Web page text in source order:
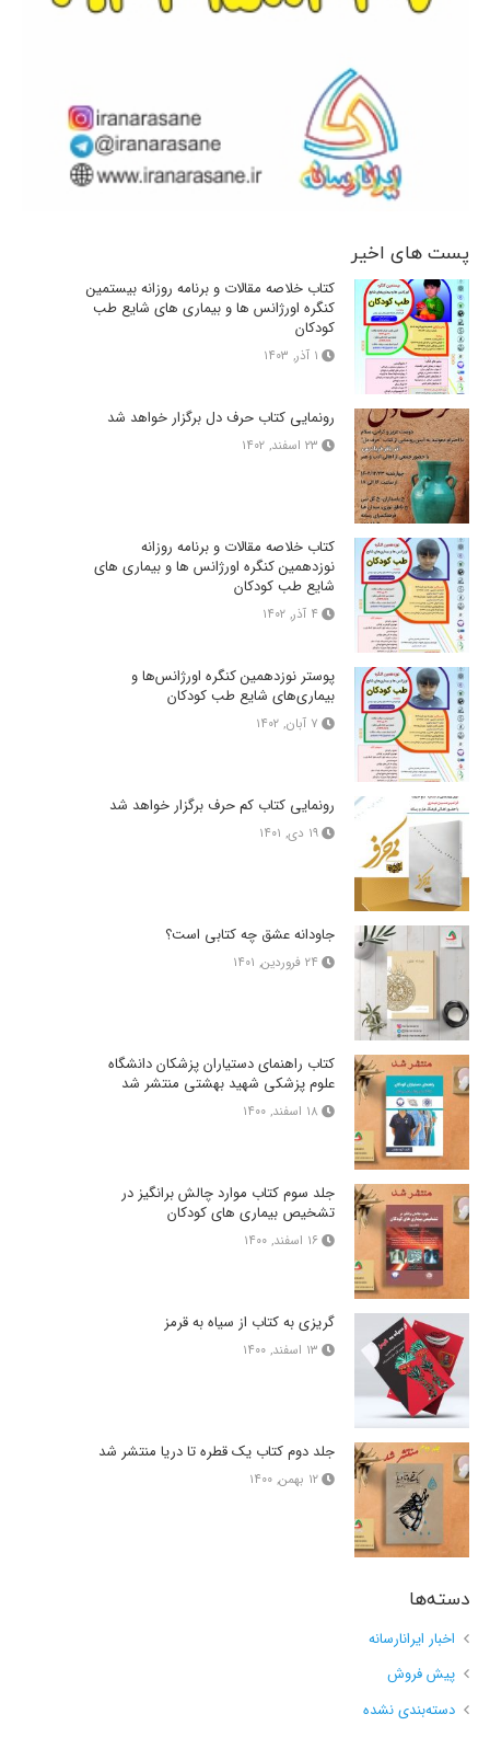
پست های اخیر
کتاب خلاصه مقالات و برنامه روزانه بیستمین
کنگره اورژانس ها و بیماری های شایع طب
کودکان
۱ آذر, ۱۴۰۳
رونمایی کتاب حرف دل برگزار خواهد شد
۲۳ اسفند, ۱۴۰۲
کتاب خلاصه مقالات و برنامه روزانه
نوزدهمین کنگره اورژانس ها و بیماری های
شایع طب کودکان
۴ آذر, ۱۴۰۲
پوستر نوزدهمین کنگره اورژانس‌ها و
بیماری‌های شایع طب کودکان
۷ آبان, ۱۴۰۲
رونمایی کتاب کم حرف برگزار خواهد شد
۱۹ دی, ۱۴۰۱
جاودانه عشق چه کتابی است؟
۲۴ فروردین, ۱۴۰۱
کتاب راهنمای دستیاران پزشکان دانشگاه
علوم پزشکی شهید بهشتی منتشر شد
۱۸ اسفند, ۱۴۰۰
جلد سوم کتاب موارد چالش برانگیز در
تشخیص بیماری های کودکان
۱۶ اسفند, ۱۴۰۰
گریزی به کتاب از سیاه به قرمز
۱۳ اسفند, ۱۴۰۰
جلد دوم کتاب یک قطره تا دریا منتشر شد
۱۲ بهمن, ۱۴۰۰
دسته‌ها
اخبار ایرانارسانه
پیش فروش
دسته‌بندی نشده